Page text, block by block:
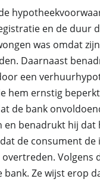
en de duur
was omdat
Daarnaast
een
hem ernstig
de bank
benadrukt hij
de consument
Ze wijst erop